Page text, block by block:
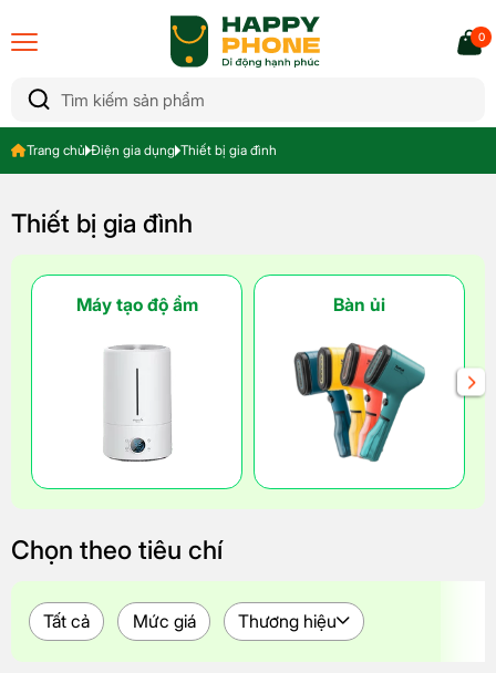
0
Trang chủ Điện gia dụng Thiết bị gia đình
Thiết bị gia đình
Máy tạo độ ẩm Bàn ủi
Chọn theo tiêu chí
Tất cả Mức giá Thương hiệu